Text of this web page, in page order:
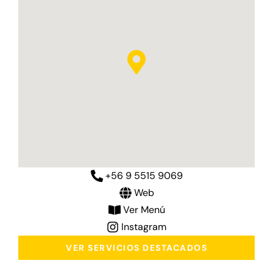
+56 9 5515 9069
Web
Ver Menú
Instagram
VER SERVICIOS DESTACADOS